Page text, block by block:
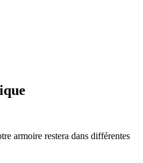
armoire restera dans différentes